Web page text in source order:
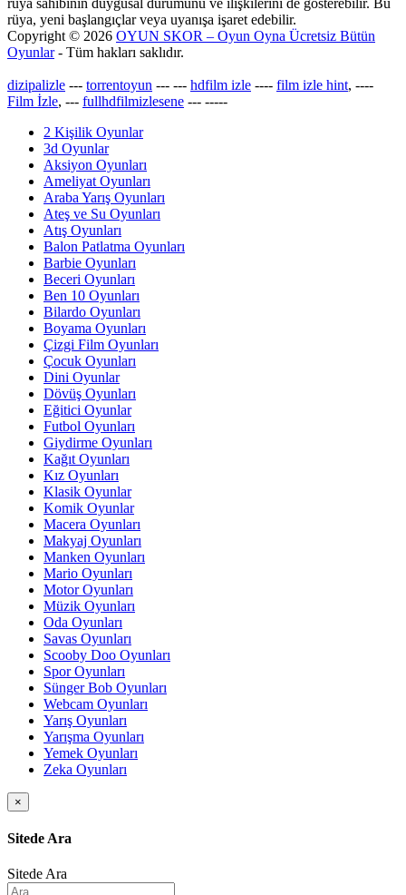
rüya, yeni başlangıçlar veya uyanışa işaret edebilir.
Copyright © 2026 OYUN SKOR – Oyun Oyna Ücretsiz Bütün
Oyunlar- Tüm hakları saklıdır.
dizipalizle --- torrentoyun --- --- hdfilm izle ---- film izle hint, ----
Film İzle, --- fullhdfilmizlesene --- -----
2 Kişilik Oyunlar
3d Oyunlar
Aksiyon Oyunları
Ameliyat Oyunları
Araba Yarış Oyunları
Ateş ve Su Oyunları
Atış Oyunları
Balon Patlatma Oyunları
Barbie Oyunları
Beceri Oyunları
Ben 10 Oyunları
Bilardo Oyunları
Boyama Oyunları
Çizgi Film Oyunları
Çocuk Oyunları
Dini Oyunlar
Dövüş Oyunları
Eğitici Oyunlar
Futbol Oyunları
Giydirme Oyunları
Kağıt Oyunları
Kız Oyunları
Klasik Oyunlar
Komik Oyunlar
Macera Oyunları
Makyaj Oyunları
Manken Oyunları
Mario Oyunları
Motor Oyunları
Müzik Oyunları
Oda Oyunları
Savas Oyunları
Scooby Doo Oyunları
Spor Oyunları
Sünger Bob Oyunları
Webcam Oyunları
Yarış Oyunları
Yarışma Oyunları
Yemek Oyunları
Zeka Oyunları
×
Sitede Ara
Sitede Ara